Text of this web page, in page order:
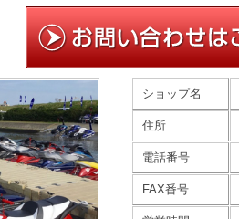
ショップ名
住所
電話番号
FAX番号